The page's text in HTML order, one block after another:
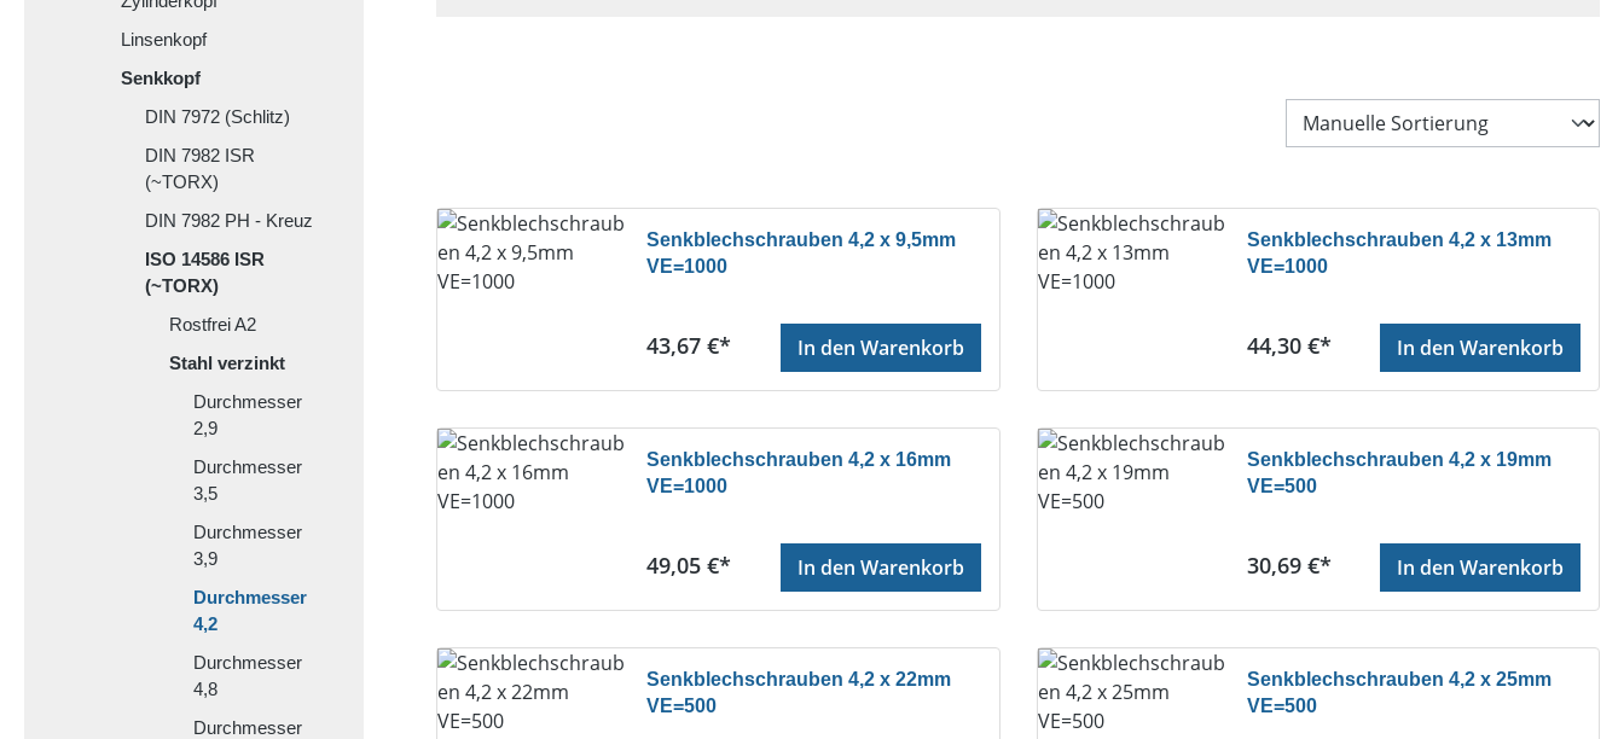
Linsenkopf
Senkkopf
DIN 7972 (Schlitz)
DIN 7982 ISR
(~TORX)
DIN 7982 PH - Kreuz
ISO 14586 ISR
(~TORX)
Rostfrei A2
Stahl verzinkt
Durchmesser
2,9
Durchmesser
3,5
Durchmesser
3,9
Durchmesser
4,2
Durchmesser
4,8
Durchmesser
Senkblechschrauben 4,2 x 9,5mm
VE=1000
Regulärer Preis:
43,67 €* In den Warenkorb
Senkblechschrauben 4,2 x 13mm
VE=1000
Regulärer Preis:
44,30 €* In den Warenkorb
Senkblechschrauben 4,2 x 16mm
VE=1000
Regulärer Preis:
49,05 €* In den Warenkorb
Senkblechschrauben 4,2 x 19mm
VE=500
Regulärer Preis:
30,69 €* In den Warenkorb
Senkblechschrauben 4,2 x 22mm
VE=500
Senkblechschrauben 4,2 x 25mm
VE=500